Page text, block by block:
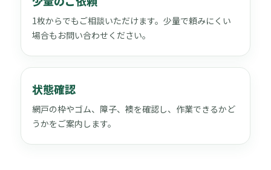
1枚からでもご相談いただけます。少量で頼みにくい
場合もお問い合わせください。
状態確認
網戸の枠やゴム、障子、襖を確認し、作業できるかど
うかをご案内します。